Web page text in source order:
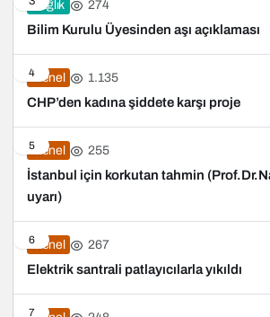
Sağlık 274
Bilim Kurulu Üyesinden aşı açıklaması
4Genel 1.135
CHP’den kadına şiddete karşı proje
5Genel 255
İstanbul için korkutan tahmin
uyarı)
6Genel 267
Elektrik santrali patlayıcılarla yıkıldı
7